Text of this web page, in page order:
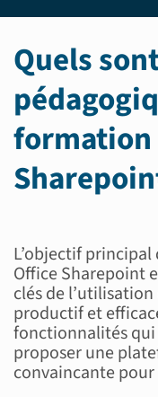
Quels
L’objectif
Office Sharepoint
clés de
productif et
fonctionnalités
proposer une
convaincante